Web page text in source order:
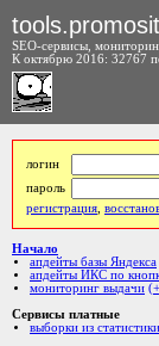
SEO-сервисы,
К октябрю 2016: 32767
логин
пароль
регистрация
Начало
апдейты базы Яндекса
апдейты ИКС по
мониторинг выдачи
Сервисы платные
выборки из